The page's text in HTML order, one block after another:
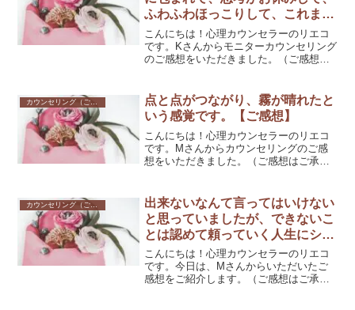
ふわふわほっこりして、これまで
にない安心感がありました。【ご
感想】
こんにちは！心理カウンセラーのリエコ
です。Kさんからモニターカウンセリング
のご感想をいただきました。（ご感想は
状態から抜け出したい」というご相談で
したが、燃え尽きに至る...
カウンセリング（ご感想）
点と点がつながり、霧が晴れたと
いう感覚です。【ご感想】
こんにちは！心理カウンセラーのリエコ
です。Mさんからカウンセリングのご感
想をいただきました。（ご感想はご承諾
たくて、Mさんは持前の向上心を発揮し
てあらゆることにトライし...
出来ないなんて言ってはいけない
と思っていましたが、できないこ
とは認めて頼っていく人生にシフ
トしたいと思いました。【ご感
想】
こんにちは！心理カウンセラーのリエコ
です。今日は、Mさんからいただいたご
感想をご紹介します。（ご感想はご承諾